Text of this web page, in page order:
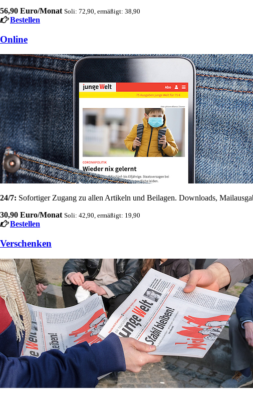
56,90 Euro/Monat Soli: 72,90, ermäßigt: 38,90
Bestellen
Online
24/7: Sofortiger Zugang zu allen Artikeln und Beilagen. Downloads,
30,90 Euro/Monat Soli: 42,90, ermäßigt: 19,90
Bestellen
Verschenken